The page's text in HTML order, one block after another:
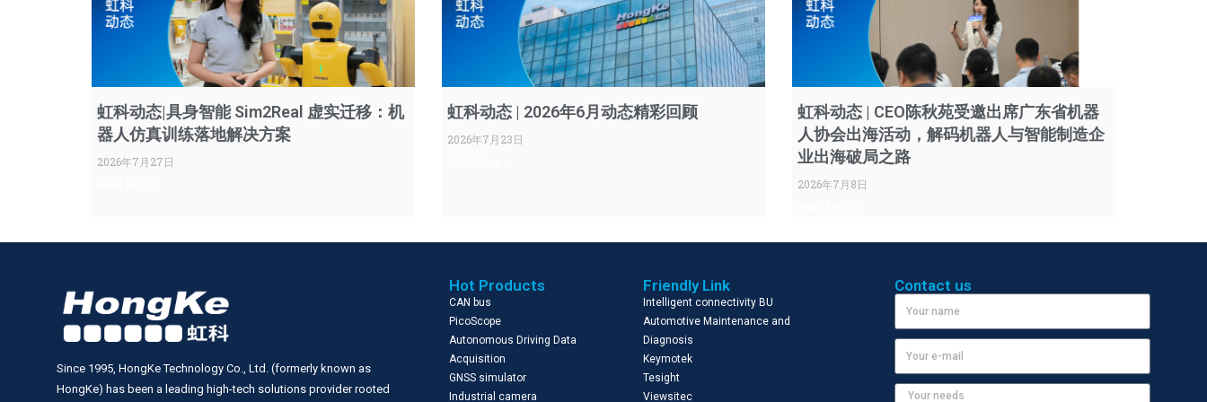
虹科动态|具身智能 Sim2Real 虚实迁移：机
器人仿真训练落地解决方案
2026年7月27日
虹科动态 | 2026年6月动态精彩回顾
2026年7月23日
虹科动态 | CEO陈秋苑受邀出席广东省机器
人协会出海活动，解码机器人与智能制造企
业出海破局之路
2026年7月8日
Since 1995, HongKe Technology Co., Ltd. (formerly known as
HongKe) has been a leading high-tech solutions provider rooted
Hot Products
CAN bus
PicoScope
Autonomous Driving Data
Acquisition
GNSS simulator
Industrial camera
Friendly Link
Intelligent connectivity BU
Automotive Maintenance and
Diagnosis
Keymotek
Tesight
Viewsitec
Contact us